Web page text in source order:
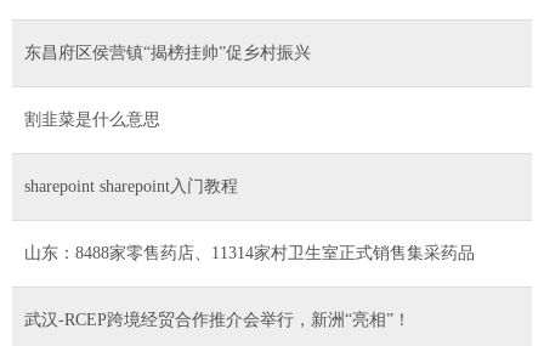
东昌府区侯营镇“揭榜挂帅”促乡村振兴
割韭菜是什么意思
sharepoint sharepoint入门教程
山东：8488家零售药店、11314家村卫生室正式销售集采药品
武汉-RCEP跨境经贸合作推介会举行，新洲“亮相”！